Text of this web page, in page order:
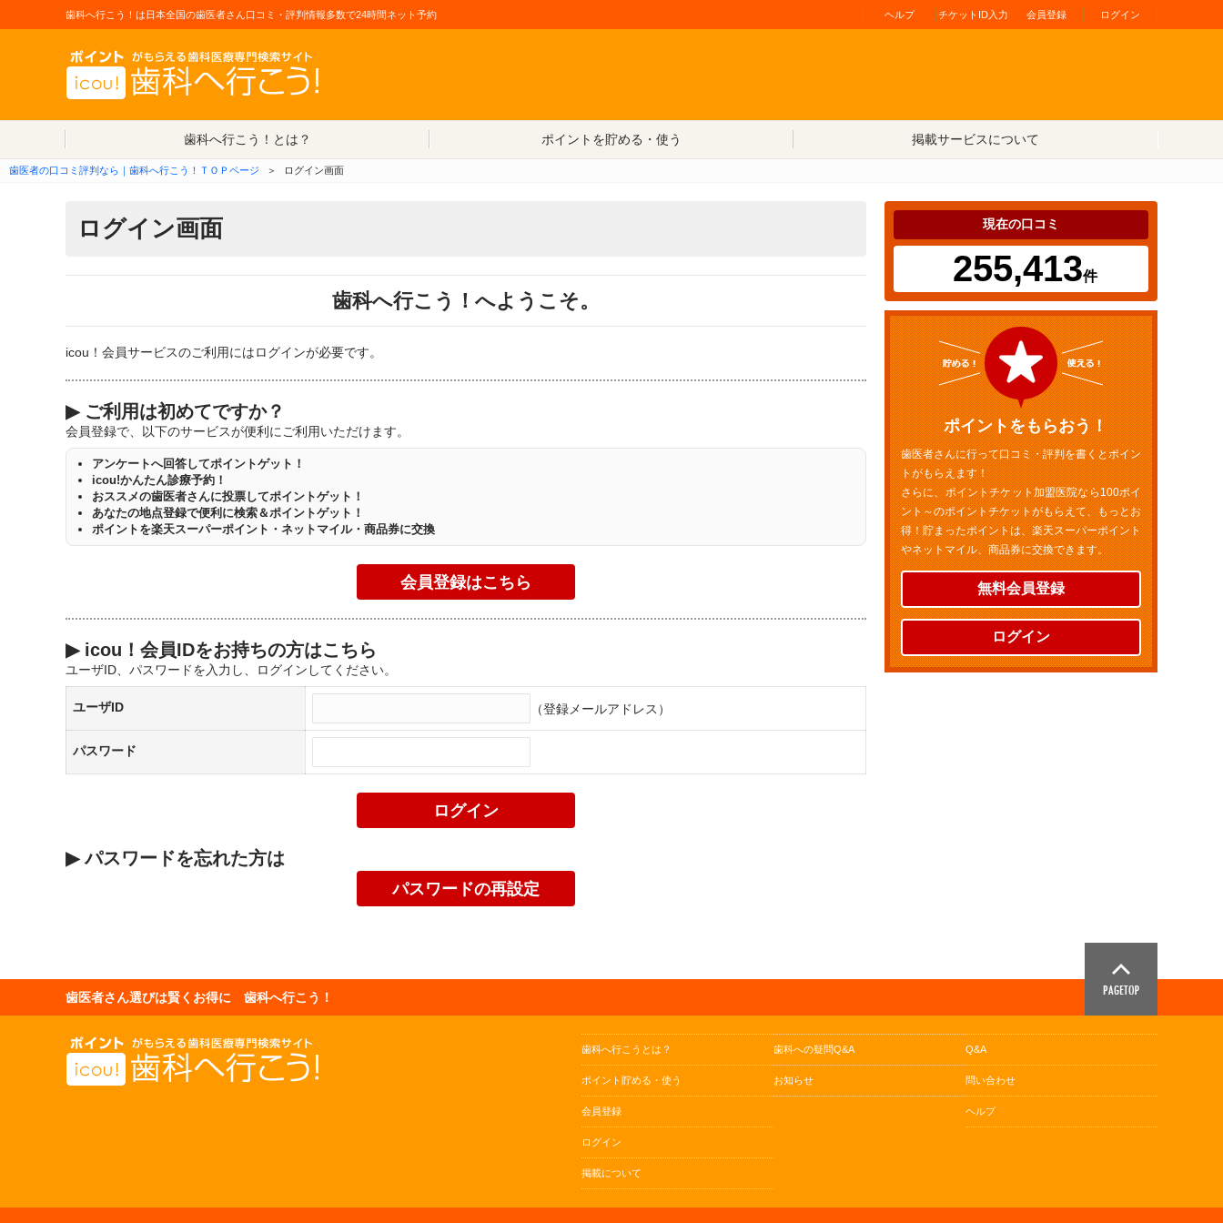
歯科へ行こう！は日本全国の歯医者さん口コミ・評判情報多数で24時間ネット予約 ヘルプ チケットID入力 会員登録 ログイン
歯科へ行こう！とは？
ポイントを貯める・使う 掲載サービスについて
歯医者の口コミ評判なら｜歯科へ行こう！ＴＯＰページ ＞ ログイン画面
ログイン画面
歯科へ行こう！へようこそ。
icou！会員サービスのご利用にはログインが必要です。
▶ ご利用は初めてですか？
会員登録で、以下のサービスが便利にご利用いただけます。
アンケートへ回答してポイントゲット！
icou!かんたん診療予約！
おススメの歯医者さんに投票してポイントゲット！
あなたの地点登録で便利に検索＆ポイントゲット！
ポイントを楽天スーパーポイント・ネットマイル・商品券に交換
▶ icou！会員IDをお持ちの方はこちら
ユーザID、パスワードを入力し、ログインしてください。
ユーザID （登録メールアドレス）
パスワード
▶ パスワードを忘れた方は
現在の口コミ
255,413件
ポイントをもらおう！
歯医者さんに行って口コミ・評判を書くとポイン
トがもらえます！
さらに、ポイントチケット加盟医院なら100ポイ
ント～のポイントチケットがもらえて、もっとお
得！貯まったポイントは、楽天スーパーポイント
やネットマイル、商品券に交換できます。
無料会員登録
ログイン
歯医者さん選びは賢くお得に 歯科へ行こう！
歯科へ行こうとは？
ポイント貯める・使う
会員登録
ログイン
掲載について
歯科への疑問Q&A
お知らせ
Q&A
問い合わせ
ヘルプ